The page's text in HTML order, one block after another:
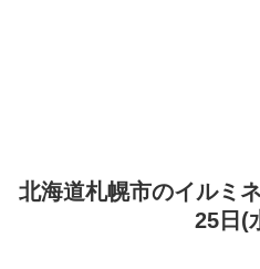
北海道札幌市のイルミ
25日(